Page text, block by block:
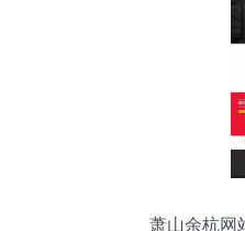
萧山余杭网